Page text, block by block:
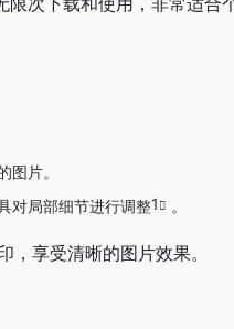
图片。
对局部细节进行调整1 。
享受清晰的图片效果。